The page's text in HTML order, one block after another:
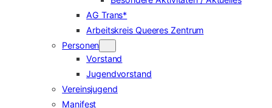
AG Trans*
Arbeitskreis Queeres Zentrum
Personen
Vorstand
Jugendvorstand
Vereinsjugend
Manifest